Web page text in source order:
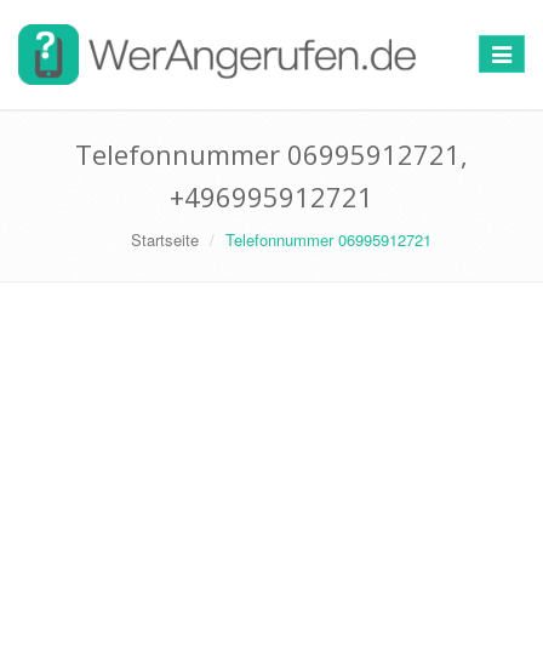
Toggle
Telefonnummer 06995912721,
+496995912721
Startseite Telefonnummer 06995912721